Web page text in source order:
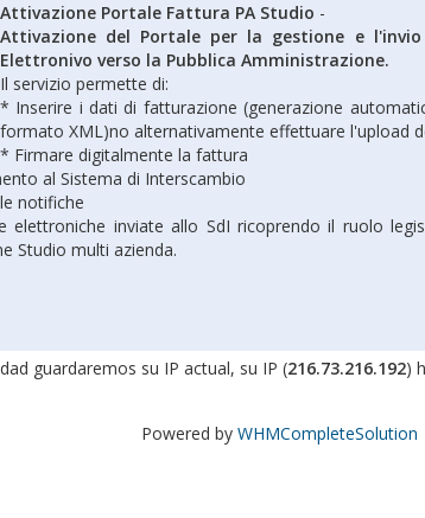
Attivazione Portale Fattura PA Studio -
Attivazione del Portale per la gestione e
Elettronivo verso la Pubblica Amministrazione.
Il servizio permette di:
* Inserire i dati di fatturazione (generazione
formato XML)no alternativamente effettuare l'upload
* Firmare digitalmente la fattura
al Sistema di Interscambio
notifiche
elettroniche inviate allo SdI ricoprendo il ruolo
Studio multi azienda.
guardaremos su IP actual, su IP (216.73.216.192)
Powered by WHMCompleteSolution